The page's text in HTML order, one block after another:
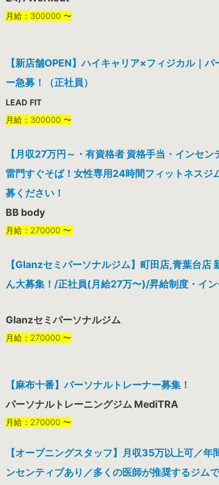
月給：300000 〜
【新店舗OPEN】ハイキャリア×フィジカル｜
ー急募！（正社員）
LEAD FIT
月給：300000 〜
【月収27万円～・有資格者 資格手当・インセ
雷門すぐそば！女性専用24時間フィットネスジ
募ください！
BB body
月給：270000 〜
【Glanzセミパーソナルジム】町田店,青葉台店
ん大募集！/正社員(月給27万〜)/昇給制度・イン
Glanzセミパーソナルジム
月給：270000 〜
【麻布十番】パーソナルトレーナー募集！
パーソナルトレーニングジム MediTRA
月給：270000 〜
【オープニングスタッフ】月収35万以上可／年
ンセンティブあり／多くの医師が推奨するジム